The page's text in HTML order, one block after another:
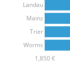
1,850 €
Landau
Mainz
Trier
Worms